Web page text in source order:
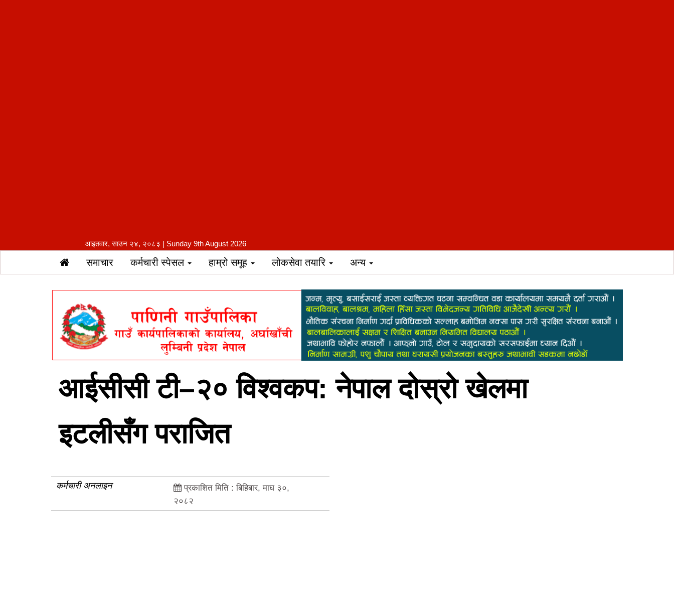
आइतवार, साउन २४, २०८३ | Sunday 9th August 2026
समाचार कर्मचारी स्पेसल हाम्रो समूह लोकसेवा तयारि अन्य
आईसीसी टी–२० विश्वकप: नेपाल दोस्रो खेलमा
इटलीसँग पराजित
कर्मचारी अनलाइन
प्रकाशित मिति : बिहिबार, माघ ३०,
२०८२